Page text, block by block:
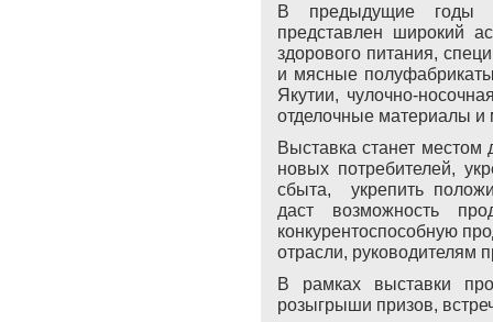
В предыдущие годы
представлен широкий
здорового питания,
и мясные
Якутии, чулочно-
отделочные материалы и
Выставка станет
новых потребителей,
сбыта, укрепить
даст возможность
конкурентоспособную
отрасли, руководителям
В рамках выставки
розыгрыши призов,